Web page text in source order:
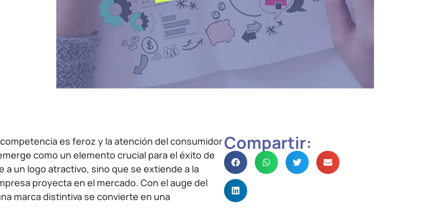
es feroz y la atención del consumidor
como un elemento crucial para el éxito de
un logo atractivo, sino que se extiende a la
proyecta en el mercado. Con el auge del
marca distintiva se convierte en una
Compartir: